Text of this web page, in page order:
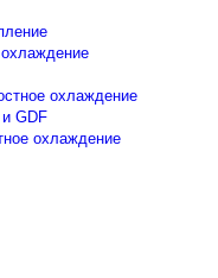
охлаждение
GDF
охлаждение